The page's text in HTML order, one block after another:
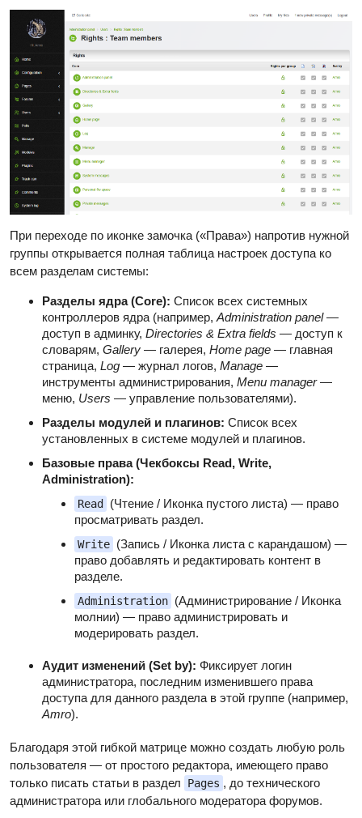
При переходе по иконке замочка («Права») напротив нужной
группы открывается полная таблица настроек доступа ко
всем разделам системы:
Разделы ядра (Core): Список всех системных
контроллеров ядра (например, Administration panel—
доступ в админку, Directories & Extra fields — доступ к
словарям, Gallery — галерея, Home page — главная
страница, Log — журнал логов, Manage —
инструменты администрирования, Menu manager—
меню, Users — управление пользователями).
Разделы модулей и плагинов: Список всех
установленных в системе модулей и плагинов.
Базовые права (Чекбоксы Read, Write,
Administration):
Read
(Чтение / Иконка пустого листа) — право
просматривать раздел.
Write (Запись / Иконка листа с карандашом) —
право добавлять и редактировать контент в
разделе.
Administration (Администрирование / Иконка
молнии) — право администрировать и
модерировать раздел.
Аудит изменений (Set by): Фиксирует логин
администратора, последним изменившего права
доступа для данного раздела в этой группе (например,
Amro).
Благодаря этой гибкой матрице можно создать любую роль
пользователя — от простого редактора, имеющего право
только писать статьи в раздел
Pages , до технического
администратора или глобального модератора форумов.